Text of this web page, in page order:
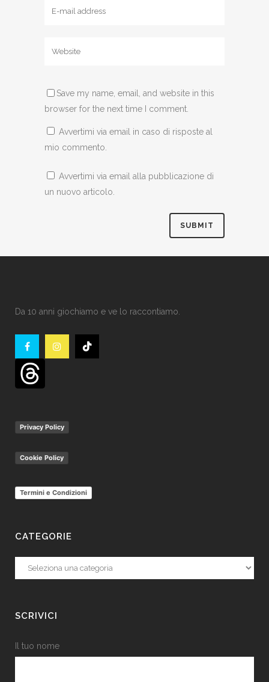
Save my name, email, and website in this
browser for the next time I comment.
Avvertimi via email in caso di risposte al
mio commento.
Avvertimi via email alla pubblicazione di
un nuovo articolo.
Da 10 anni giochiamo e ve lo raccontiamo.
Privacy Policy
Cookie Policy
Termini e Condizioni
CATEGORIE
Categorie
SCRIVICI
Il tuo nome